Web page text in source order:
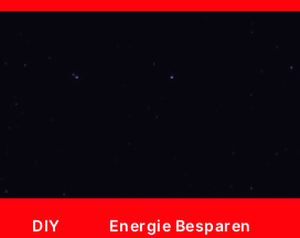
DIY Energie Besparen